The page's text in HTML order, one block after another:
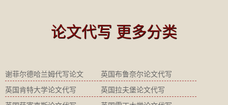
论文代写 更多分类
谢菲尔德哈兰姆代写论文 英国布鲁奈尔论文代写
英国肯特大学论文代写 英国拉夫堡论文代写